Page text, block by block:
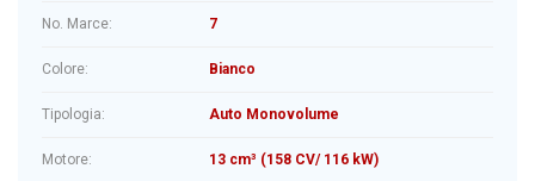
No. Marce: 7
Colore: Bianco
Tipologia: Auto Monovolume
Motore: 13 cm³ (158 CV/ 116 kW)